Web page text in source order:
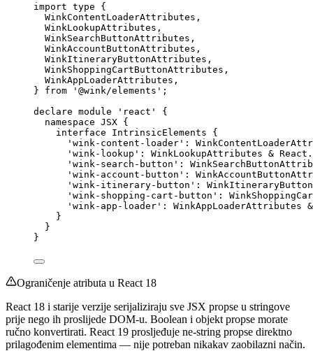
import type {
WinkContentLoaderAttributes,
WinkLookupAttributes,
WinkSearchButtonAttributes,
WinkAccountButtonAttributes,
WinkItineraryButtonAttributes,
WinkShoppingCartButtonAttributes,
WinkAppLoaderAttributes,
} from ' @wink/elements ' ;
declare module ' react '
{
namespace JSX {
interface IntrinsicElements {
' wink-content-loader ' :
' wink-lookup ' : WinkLookupAttributes & React .
' wink-search-button ' :
' wink-account-button ' :
' wink-itinerary-button ' :
' wink-shopping-cart-button ' :
' wink-app-loader ' : WinkAppLoaderAttributes &
}
}
}
Ograničenje atributa u React 18
React 18 i starije verzije serijaliziraju sve JSX propse u stringove
prije nego ih proslijede DOM-u. Boolean i objekt propse morate
ručno konvertirati. React 19 prosljeđuje ne-string propse direktno
prilagođenim elementima — nije potreban nikakav zaobilazni način.